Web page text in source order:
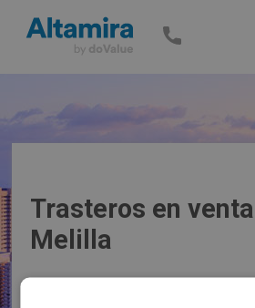
Trasteros en
Melilla